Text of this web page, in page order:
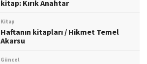
kitap: Kırık Anahtar
Kitap
Haftanın kitapları / Hikmet Temel
Akarsu
Güncel